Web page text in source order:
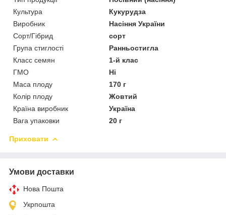
Культура
Кукурудза
Виробник
Насіння України
Сорт/Гібрид
сорт
Група стиглості
Ранньостигла
Класс семян
1-й клас
ГМО
Ні
Маса плоду
170 г
Колір плоду
Жовтий
Країна виробник
Україна
Вага упаковки
20 г
Приховати
Умови доставки
Нова Пошта
Укрпошта